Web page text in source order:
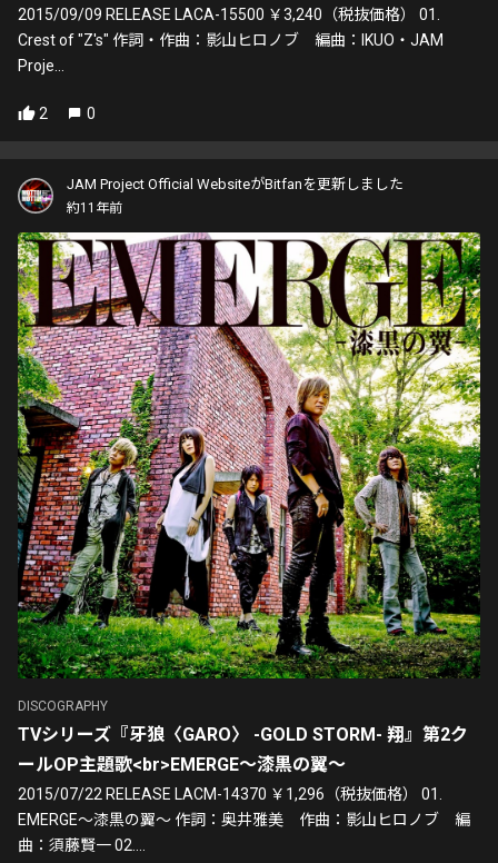
2015/09/09 RELEASE LACA-15500 ￥3,240（税抜価格） 01.
Crest of "Z's" 作詞・作曲：影山ヒロノブ 編曲：IKUO・JAM
Proje...
2 0
JAM Project Official WebsiteがBitfanを更新しました
約11年前
DISCOGRAPHY
TVシリーズ『牙狼〈GARO〉 -GOLD STORM- 翔』第2ク
ールOP主題歌<br>EMERGE～漆黒の翼～
2015/07/22 RELEASE LACM-14370 ￥1,296（税抜価格） 01.
EMERGE～漆黒の翼～ 作詞：奥井雅美 作曲：影山ヒロノブ 編
曲：須藤賢一 02....